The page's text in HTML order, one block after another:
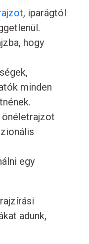
, iparágtól
hogy
minden
önéletrajzot
egy
adunk,